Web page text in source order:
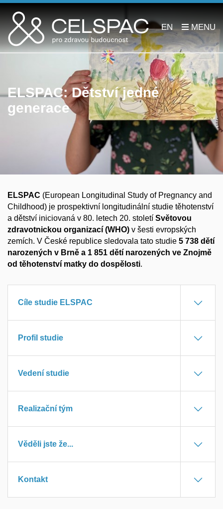
EN
ELSPAC: Dětství jedné
generace
ELSPAC (European Longitudinal Study of Pregnancy and
Childhood) je prospektivní longitudinální studie těhotenství
a dětství iniciovaná v 80. letech 20. století Světovou
zdravotnickou organizací (WHO) v šesti evropských
zemích. V České republice sledovala tato studie 5 738 dětí
narozených v Brně a 1 851 dětí narozených ve Znojmě
od těhotenství matky do dospělosti.
Cíle studie ELSPAC
Profil studie
Vedení studie
Realizační tým
Věděli jste že...
Kontakt